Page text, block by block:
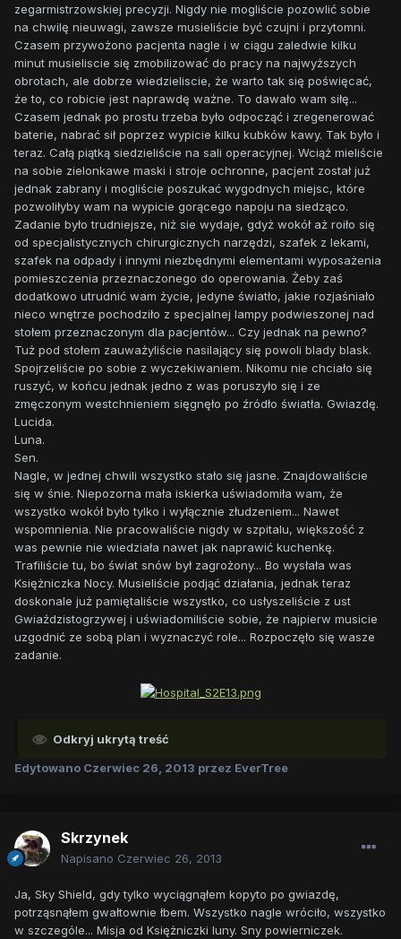
zegarmistrzowskiej precyzji. Nigdy nie mogliście pozowlić sobie
na chwilę nieuwagi, zawsze musieliście być czujni i przytomni.
Czasem przywożono pacjenta nagle i w ciągu zaledwie kilku
minut musieliscie się zmobilizować do pracy na najwyższych
obrotach, ale dobrze wiedzieliscie, że warto tak się poświęcać,
że to, co robicie jest naprawdę ważne. To dawało wam siłę...
Czasem jednak po prostu trzeba było odpocząć i zregenerować
baterie, nabrać sił poprzez wypicie kilku kubków kawy. Tak było i
teraz. Całą piątką siedzieliście na sali operacyjnej. Wciąż mieliście
na sobie zielonkawe maski i stroje ochronne, pacjent został już
jednak zabrany i mogliście poszukać wygodnych miejsc, które
pozwoliłyby wam na wypicie gorącego napoju na siedząco.
Zadanie było trudniejsze, niż sie wydaje, gdyż wokół aż roiło się
od specjalistycznych chirurgicznych narzędzi, szafek z lekami,
szafek na odpady i innymi niezbędnymi elementami wyposażenia
pomieszczenia przeznaczonego do operowania. Żeby zaś
dodatkowo utrudnić wam życie, jedyne światło, jakie rozjaśniało
nieco wnętrze pochodziło z specjalnej lampy podwieszonej nad
stołem przeznaczonym dla pacjentów... Czy jednak na pewno?
Tuż pod stołem zauważyliście nasilający się powoli blady blask.
Spojrzeliście po sobie z wyczekiwaniem. Nikomu nie chciało się
ruszyć, w końcu jednak jedno z was poruszyło się i ze
zmęczonym westchnieniem sięgnęło po źródło światła. Gwiazdę.
Lucida.
Luna.
Sen.
Nagle, w jednej chwili wszystko stało się jasne. Znajdowaliście
się w śnie. Niepozorna mała iskierka uświadomiła wam, że
wszystko wokół było tylko i wyłącznie złudzeniem... Nawet
wspomnienia. Nie pracowaliście nigdy w szpitalu, większość z
was pewnie nie wiedziała nawet jak naprawić kuchenkę.
Trafiliście tu, bo świat snów był zagrożony... Bo wysłała was
Księżniczka Nocy. Musieliście podjąć działania, jednak teraz
doskonale już pamiętaliście wszystko, co usłyszeliście z ust
Gwiaździstogrzywej i uświadomiliście sobie, że najpierw musicie
uzgodnić ze sobą plan i wyznaczyć role... Rozpoczęło się wasze
zadanie.
Odkryj ukrytą treść
Edytowano Czerwiec 26, 2013 przez EverTree
Skrzynek
Napisano Czerwiec 26, 2013
Ja, Sky Shield, gdy tylko wyciągnąłem kopyto po gwiazdę,
potrząsnąłem gwałtownie łbem. Wszystko nagle wróciło, wszystko
w szczególe... Misja od Księżniczki luny. Sny powierniczek.